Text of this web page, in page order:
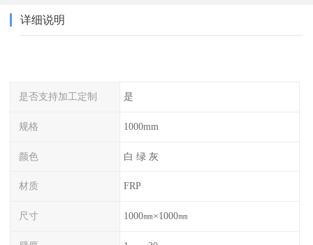
详细说明
是否支持加工定制 是
规格 1000mm
颜色 白 绿 灰
材质 FRP
尺寸 1000㎜×1000㎜